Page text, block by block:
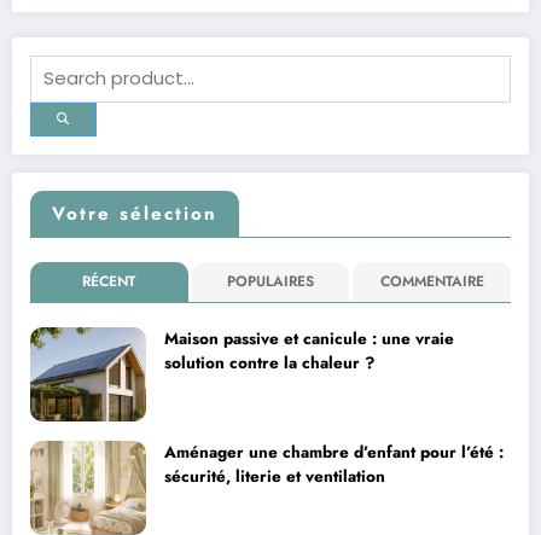
Votre sélection
RÉCENT POPULAIRES COMMENTAIRE
Maison passive et canicule : une vraie
solution contre la chaleur ?
Aménager une chambre d’enfant pour l’été :
sécurité, literie et ventilation